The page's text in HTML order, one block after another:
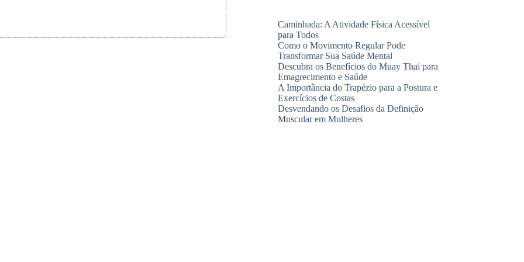
Caminhada: A Atividade Física Acessível
para Todos
Como o Movimento Regular Pode
Transformar Sua Saúde Mental
Descubra os Benefícios do Muay Thai para
Emagrecimento e Saúde
A Importância do Trapézio para a Postura e
Exercícios de Costas
Desvendando os Desafios da Definição
Muscular em Mulheres